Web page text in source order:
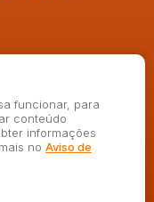
funcionar, para
conteúdo
informações
no Aviso de